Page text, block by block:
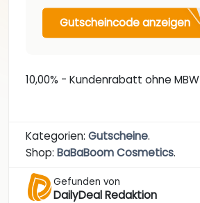
Gutscheincode anzeigen
10,00% - Kundenrabatt ohne MBW
Kategorien: Gutscheine.
Shop: BaBaBoom Cosmetics.
Gefunden von
DailyDeal Redaktion